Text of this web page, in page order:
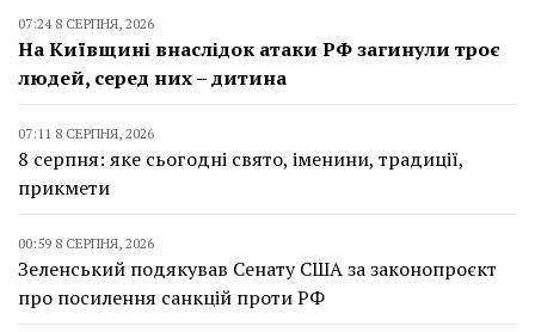
07:24 8 СЕРПНЯ, 2026
На Київщині внаслідок атаки РФ загинули троє
людей, серед них – дитина
07:11 8 СЕРПНЯ, 2026
8 серпня: яке сьогодні свято, іменини, традиції,
прикмети
00:59 8 СЕРПНЯ, 2026
Зеленський подякував Сенату США за законопроєкт
про посилення санкцій проти РФ